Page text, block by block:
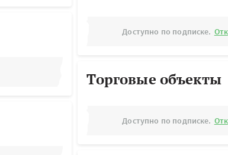
Доступно по подписке.
Торговые объекты
Доступно по подписке.